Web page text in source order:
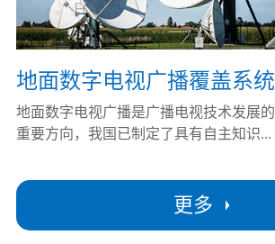
更多
地面数字电视广播覆盖系统
地面数字电视广播是广播电视技术发展的
重要方向，我国已制定了具有自主知识...